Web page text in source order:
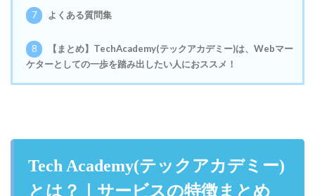
7 よくある質問集
8
【まとめ】TechAcademy(テックアカデミー)は、Webマー
ケターとしての一歩を踏み出したい人におススメ！
Tech Academy(テックアカデミー)
とは？｜サービスの特徴まとめ